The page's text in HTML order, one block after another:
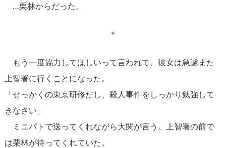
…栗林からだった。
＊
もう一度協力してほしいって言われて、彼女は急遽また
上智署に行くことになった。
「せっかくの東京研修だし、殺人事件をしっかり勉強して
きなさい」
ミニパトで送ってくれながら大関が言う。上智署の前で
は栗林が待ってくれていた。